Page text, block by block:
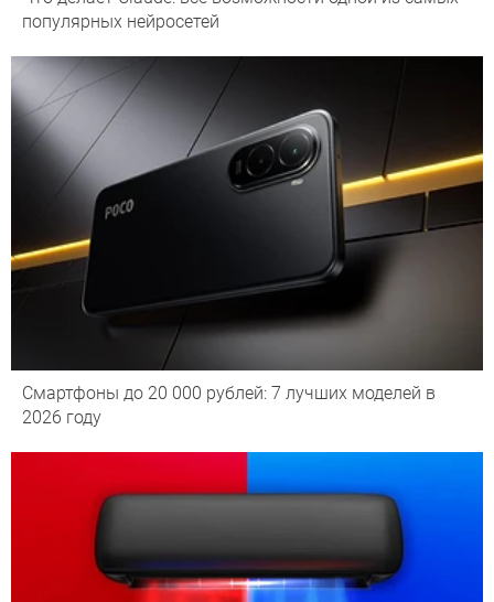
популярных нейросетей
Смартфоны до 20 000 рублей: 7 лучших моделей в
2026 году